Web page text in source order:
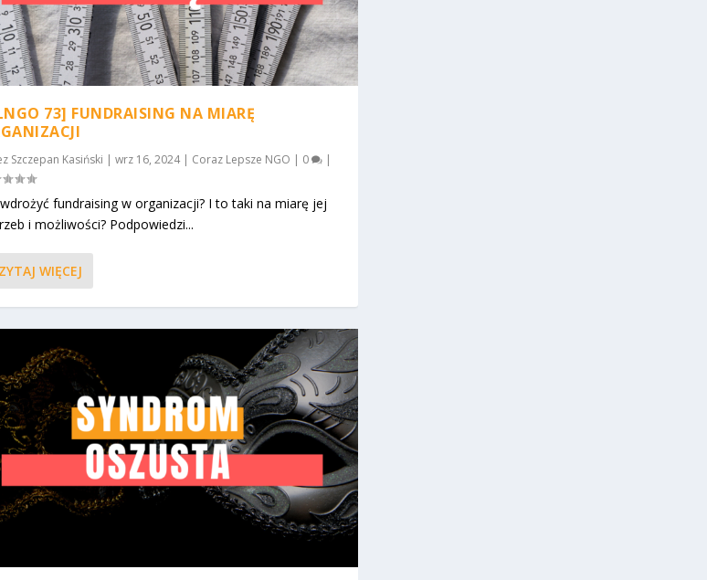
73] FUNDRAISING NA MIARĘ
Szczepan Kasiński | wrz 16, 2024| Coraz Lepsze NGO | 0 |
wdrożyć fundraising w organizacji? I to taki na miarę jej
i możliwości? Podpowiedzi...
WIĘCEJ